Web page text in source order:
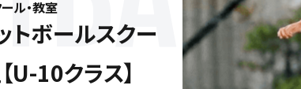
ル・教室
トボールスクー
10クラス】